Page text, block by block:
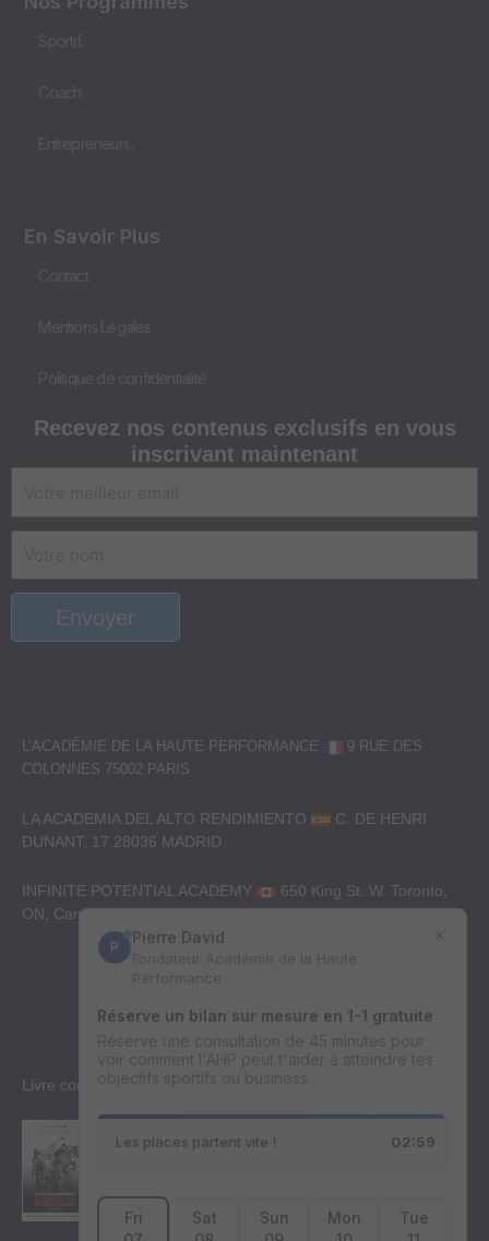
Sportif.
Coach.
Entrepreneurs.
En Savoir Plus
Contact
Mentions Légales
Politique de confidentialité
Recevez nos contenus exclusifs en vous
inscrivant maintenant
Envoyer
L’ACADÉMIE DE LA HAUTE PERFORMANCE
9 RUE DES
COLONNES 75002 PARIS
LA ACADEMIA DEL ALTO RENDIMIENTO
C. DE HENRI
DUNANT, 17 28036 MADRID
INFINITE POTENTIAL ACADEMY
650 King St. W. Toronto,
ON, Canada. M5V 0H7
+33(0)1 89 16 30 82
Nous contacter
Livre conseillé
début puis se complexifie un peu par la suite. Une personne formée